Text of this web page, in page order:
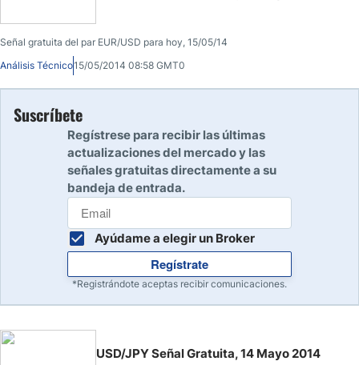
Señal gratuita del par EUR/USD para hoy, 15/05/14
Análisis Técnico15/05/2014 08:58 GMT0
Suscríbete
Regístrese para recibir las últimas
actualizaciones del mercado y las
señales gratuitas directamente a su
bandeja de entrada.
Ayúdame a elegir un Broker
Regístrate
*Registrándote aceptas recibir comunicaciones.
USD/JPY Señal Gratuita, 14 Mayo 2014